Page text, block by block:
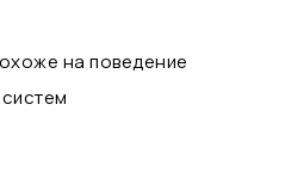
на поведение